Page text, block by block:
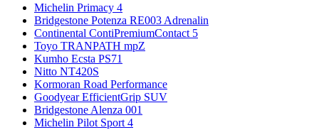
Michelin Primacy 4
Bridgestone Potenza RE003 Adrenalin
Continental ContiPremiumContact 5
Toyo TRANPATH mpZ
Kumho Ecsta PS71
Nitto NT420S
Kormoran Road Performance
Goodyear EfficientGrip SUV
Bridgestone Alenza 001
Michelin Pilot Sport 4